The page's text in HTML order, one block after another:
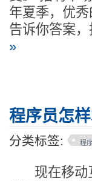
年夏季，优
告诉你答案
»
程序员怎
分类标签: 程
现在移动互